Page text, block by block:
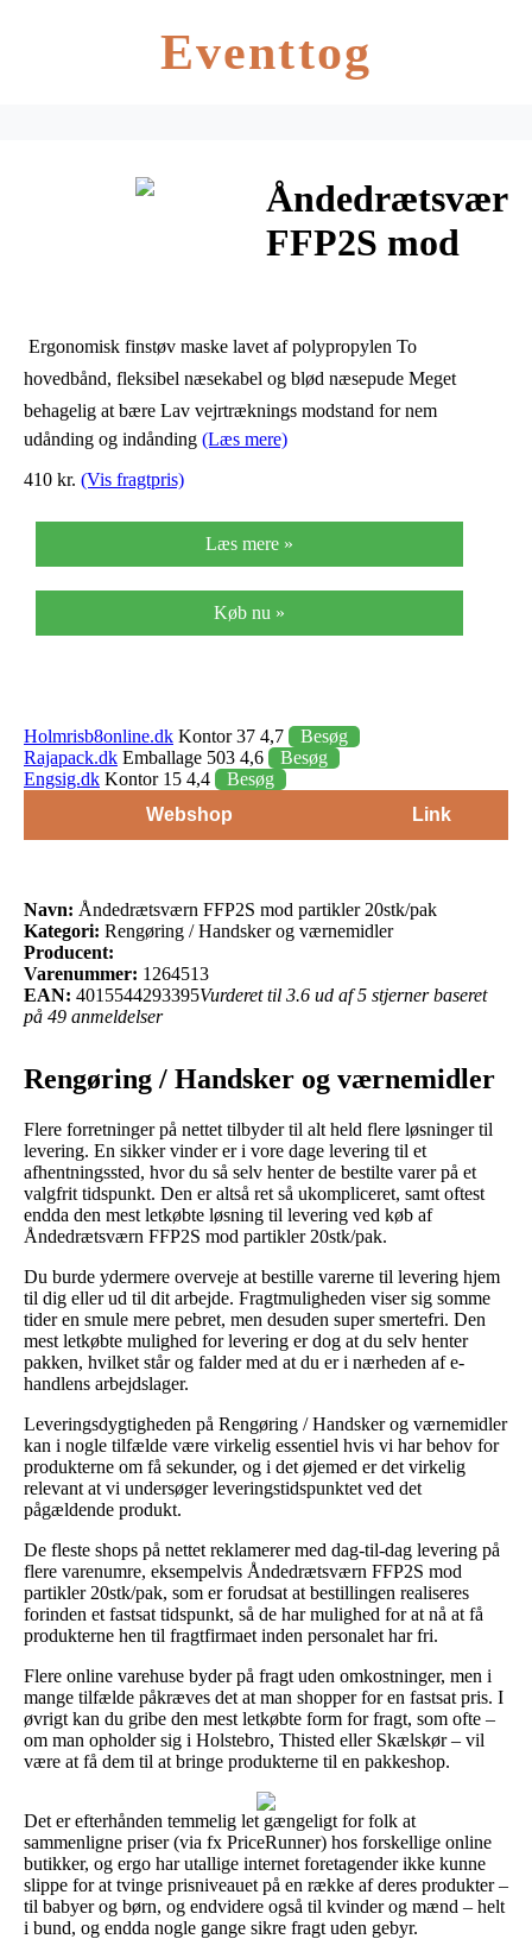
Eventtog
Åndedrætsværn
FFP2S mod
20stk/pak
 Ergonomisk finstøv maske lavet af polypropylen To
hovedbånd, fleksibel næsekabel og blød næsepude Meget
behagelig at bære Lav vejrtræknings modstand for nem
udånding og indånding (Læs mere)
410 kr. (Vis fragtpris)
Læs mere »
Køb nu »
Holmrisb8online.dk Kontor 37 4,7
Besøg
Rajapack.dk Emballage 503 4,6
Besøg
Engsig.dk Kontor 15 4,4
Besøg
Webshop
Link
Navn: Åndedrætsværn FFP2S mod partikler 20stk/pak
Kategori: Rengøring / Handsker og værnemidler
Producent:
Varenummer: 1264513
EAN: 4015544293395Vurderet til 3.6 ud af 5 stjerner baseret
på 49 anmeldelser
Rengøring / Handsker og værnemidler
Flere forretninger på nettet tilbyder til alt held flere løsninger til
levering. En sikker vinder er i vore dage levering til et
afhentningssted, hvor du så selv henter de bestilte varer på et
valgfrit tidspunkt. Den er altså ret så ukompliceret, samt oftest
endda den mest letkøbte løsning til levering ved køb af
Åndedrætsværn FFP2S mod partikler 20stk/pak.
Du burde ydermere overveje at bestille varerne til levering hjem
til dig eller ud til dit arbejde. Fragtmuligheden viser sig somme
tider en smule mere pebret, men desuden super smertefri. Den
mest letkøbte mulighed for levering er dog at du selv henter
pakken, hvilket står og falder med at du er i nærheden af e-
handlens arbejdslager.
Leveringsdygtigheden på Rengøring / Handsker og værnemidler
kan i nogle tilfælde være virkelig essentiel hvis vi har behov for
produkterne om få sekunder, og i det øjemed er det virkelig
relevant at vi undersøger leveringstidspunktet ved det
pågældende produkt.
De fleste shops på nettet reklamerer med dag-til-dag levering på
flere varenumre, eksempelvis Åndedrætsværn FFP2S mod
partikler 20stk/pak, som er forudsat at bestillingen realiseres
forinden et fastsat tidspunkt, så de har mulighed for at nå at få
produkterne hen til fragtfirmaet inden personalet har fri.
Flere online varehuse byder på fragt uden omkostninger, men i
mange tilfælde påkræves det at man shopper for en fastsat pris. I
øvrigt kan du gribe den mest letkøbte form for fragt, som ofte –
om man opholder sig i Holstebro, Thisted eller Skælskør – vil
være at få dem til at bringe produkterne til en pakkeshop.
Det er efterhånden temmelig let gængeligt for folk at
sammenligne priser (via fx PriceRunner) hos forskellige online
butikker, og ergo har utallige internet foretagender ikke kunne
slippe for at tvinge prisniveauet på en række af deres produkter –
til babyer og børn, og endvidere også til kvinder og mænd – helt
i bund, og endda nogle gange sikre fragt uden gebyr.